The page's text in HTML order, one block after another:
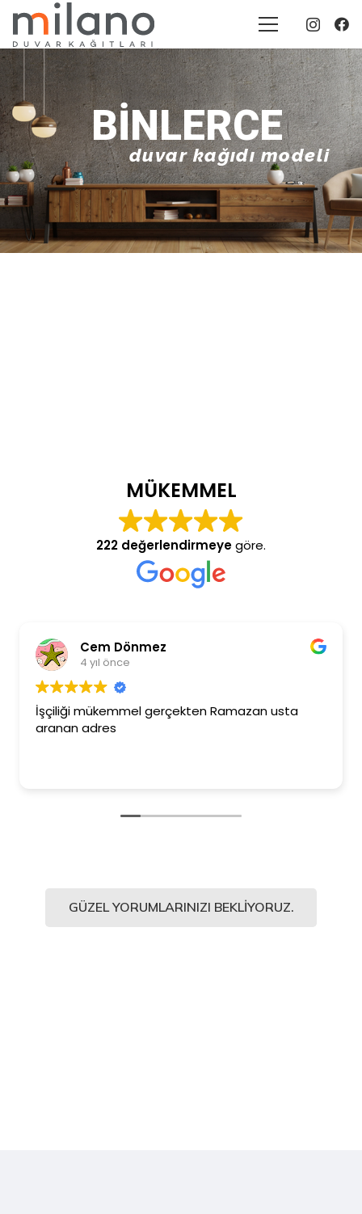
BINLERCE
duvar kağıdı modeli
MÜKEMMEL
222 değerlendirmeyegöre.
Cem Dönmez
4 yıl önce
İşçiliği mükemmel gerçekten Ramazan usta
aranan adres
GÜZEL YORUMLARINIZI BEKLIYORUZ.